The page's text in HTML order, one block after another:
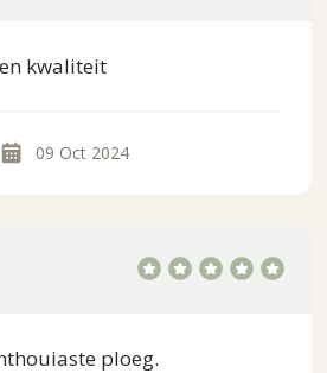
kwaliteit
09 Oct 2024
ploeg.